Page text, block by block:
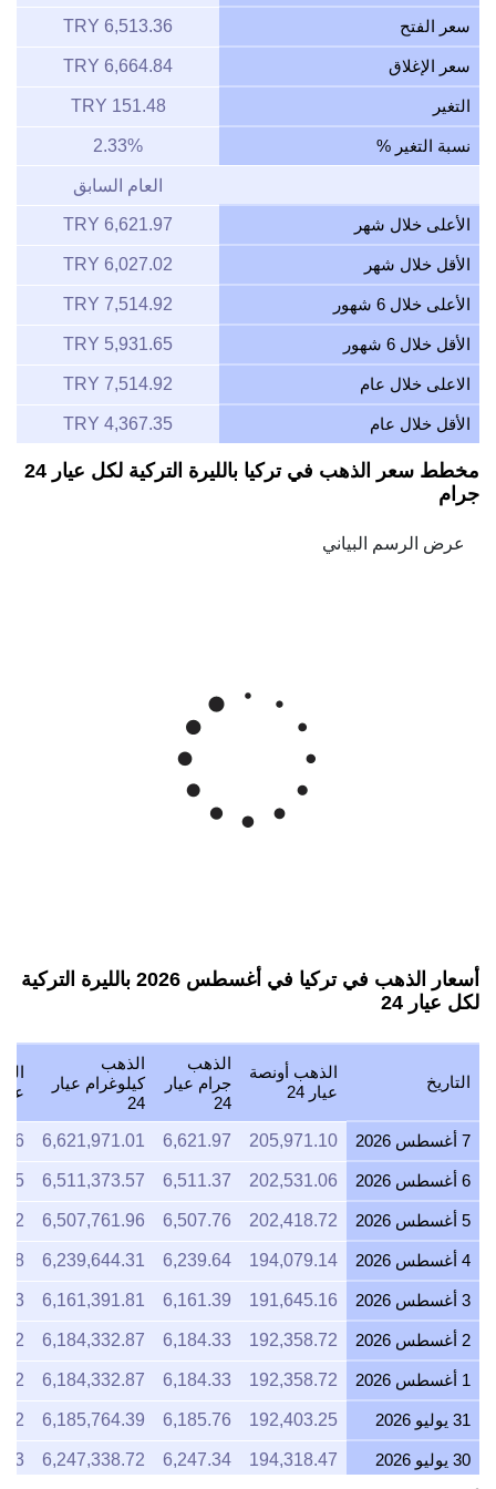
سعر الفتح 6,513.36 TRY
سعر الإغلاق 6,664.84 TRY
التغير 151.48 TRY
نسبة التغير % 2.33%
العام السابق
الأعلى خلال شهر 6,621.97 TRY
الأقل خلال شهر 6,027.02 TRY
الأعلى خلال 6 شهور 7,514.92 TRY
الأقل خلال 6 شهور 5,931.65 TRY
الاعلى خلال عام 7,514.92 TRY
الأقل خلال عام 4,367.35 TRY
مخطط سعر الذهب في تركيا بالليرة التركية لكل عيار 24
جرام
أسعار الذهب في تركيا في أغسطس 2026 بالليرة التركية
لكل عيار 24
التاريخ
الذهب أونصة
عيار 24
الذهب
جرام عيار
24
الذهب
كيلوغرام عيار
24
عيار
7 أغسطس 2026 205,971.10
6,621.97
6,621,971.01
6 أغسطس 2026 202,531.06
6,511.37
6,511,373.57
5 أغسطس 2026 202,418.72
6,507.76
6,507,761.96
4 أغسطس 2026 194,079.14
6,239.64
6,239,644.31
3 أغسطس 2026 191,645.16
6,161.39
6,161,391.81
2 أغسطس 2026 192,358.72
6,184.33
6,184,332.87
1 أغسطس 2026 192,358.72
6,184.33
6,184,332.87
31 يوليو 2026 192,403.25
6,185.76
6,185,764.39
30 يوليو 2026 194,318.47
6,247.34
6,247,338.72